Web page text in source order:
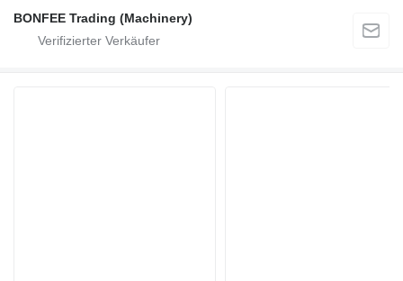
BONFEE Trading (Machinery)